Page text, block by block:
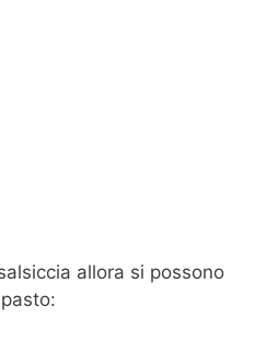
allora si possono